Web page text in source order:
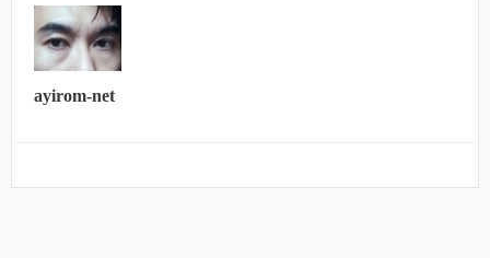
ayirom-net